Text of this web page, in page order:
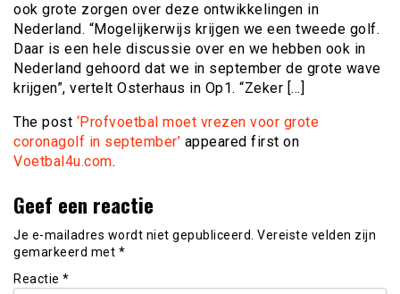
ook grote zorgen over deze ontwikkelingen in
Nederland. “Mogelijkerwijs krijgen we een tweede golf.
Daar is een hele discussie over en we hebben ook in
Nederland gehoord dat we in september de grote wave
krijgen”, vertelt Osterhaus in Op1. “Zeker […]
The post ‘Profvoetbal moet vrezen voor grote
coronagolf in september’ appeared first on
Voetbal4u.com.
Geef een reactie
Je e-mailadres wordt niet gepubliceerd. Vereiste velden zijn
gemarkeerd met *
Reactie *